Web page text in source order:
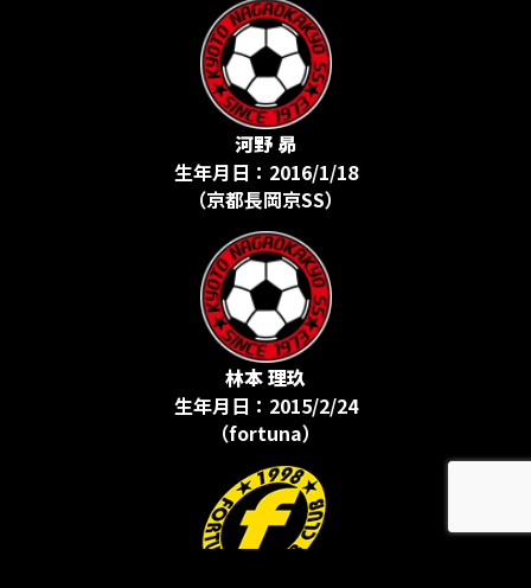
河野 昴
生年月日：2016/1/18
（京都長岡京SS）
林本 理玖
生年月日：2015/2/24
（fortuna）